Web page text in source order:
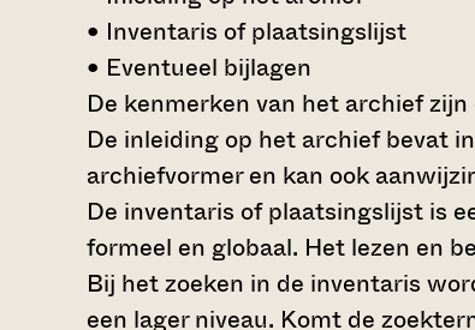
• Inventaris of plaatsingslijst
• Eventueel bijlagen
De kenmerken van het archief
De inleiding op het archief bevat
archiefvormer en kan ook
De inventaris of plaatsingslijst is
formeel en globaal. Het lezen en
Bij het zoeken in de inventaris
een lager niveau. Komt de